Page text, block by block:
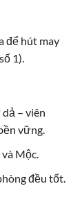
để hút may
1).
– viên
vững.
Mộc.
đều tốt.